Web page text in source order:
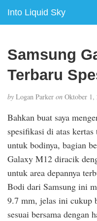
Into Liquid Sky
Samsung
Terbaru
by Logan Parker on Oktober 1,
Bahkan buat saya
spesifikasi di atas
untuk bodinya, bagian
Galaxy M12 diracik
untuk area depannya
Bodi dari Samsung ini
9.7 mm, jelas ini cukup
sesuai bersama dengan